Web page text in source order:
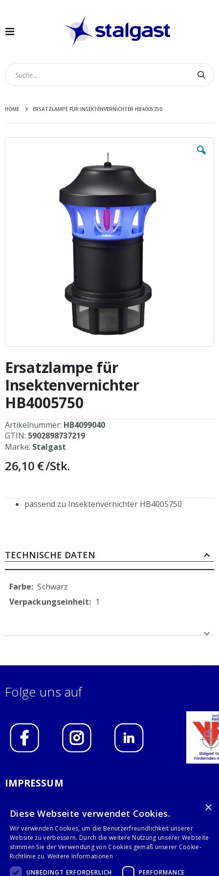
Navigation
HOME ERSATZLAMPE FÜR INSEKTENVERNICHTER HB4005750
Zum
Anfang
der
Bildergalerie
springen
Ersatzlampe für
Insektenvernichter
HB4005750
Artikelnummer: HB4099040
GTIN: 5902898737219
Marke: Stalgast
26,10 €/Stk.
passend zu Insektenvernichter HB4005750
TECHNISCHE DATEN
Mehr
Informationen
Schwarz
1
Folge uns auf
IMPRESSUM
AGB
KONTAKT
Stalgast GmbH
×
Diese Webseite verwendet Cookies.
Wir verwenden Cookies, um die Benutzerfreundlichkeit unserer
Website zu verbessern. Durch die weitere Nutzung unserer Webseite
stimmen Sie der Verwendung von Cookies gemäß unserer Cookie-
Richtlinie zu. Weitere Informationen
UNBEDINGT ERFORDERLICH
PERFORMANCE